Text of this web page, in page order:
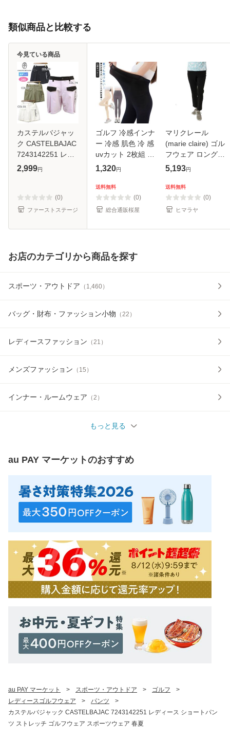
類似商品と比較する
カステルバジャッ
ク CASTELBAJAC
7243142251 レデ
ィース ショートパ
ツウェア 春夏
2,999円
(0)
ファーストステージ
今見ている商品
ゴルフ 冷感インナ
ー 冷感 肌色 冷 感
uvカット 2枚組 ス
ポーツスパッツ ク
レギンス インナー
薄手 スポーツレギ
ンス
1,320円
送料無料
(0)
総合通販桜屋
マリクレール
(marie claire) ゴル
フウェア ロングパ
ンツ レディース 美
715-363 【2025年
春夏モデル】
5,193円
送料無料
(0)
ヒマラヤ
お店のカテゴリから商品を探す
スポーツ・アウトドア （ 1,460）
バッグ・財布・ファッション小物 （22 ）
レディースファッション （21 ）
メンズファッション （ 15 ）
インナー・ルームウェア （2 ）
もっと見る
au PAY マーケットのおすすめ
au PAY マーケット > スポーツ・アウトドア > ゴルフ
>
レディースゴルフウェア
> パンツ
>
カステルバジャック CASTELBAJAC 7243142251 レディース ショートパン
ツ ストレッチ ゴルフウェア スポーツウェア 春夏